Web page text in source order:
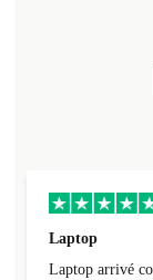
Laptop
Laptop arrivé